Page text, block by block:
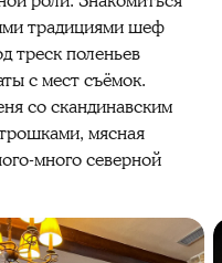
традициями шеф
треск поленьев
с мест съёмок.
со скандинавским
мясная
много северной